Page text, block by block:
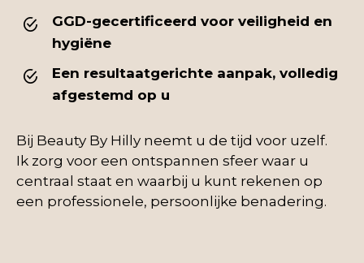
GGD-gecertificeerd voor veiligheid en
hygiëne
Een resultaatgerichte aanpak, volledig
afgestemd op u
Bij Beauty By Hilly neemt u de tijd voor uzelf.
Ik zorg voor een ontspannen sfeer waar u
centraal staat en waarbij u kunt rekenen op
een professionele, persoonlijke benadering.